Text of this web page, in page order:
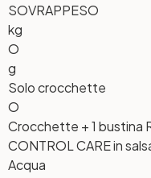
SOVRAPPESO
kg
O
g
Solo crocchette
O
Crocchette + 1 bustina
CONTROL CARE in
Acqua